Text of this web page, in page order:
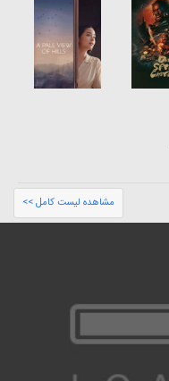
مشاهده لیست کامل >>